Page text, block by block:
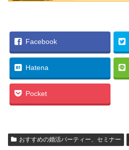
Facebook
Hatena
Pocket
おすすめの婚活パーティー、セミナー